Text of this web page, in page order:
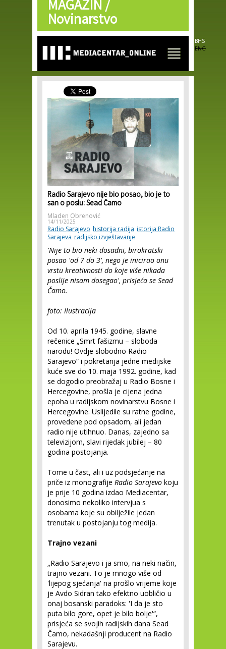
Skip to
main
content
MAGAZIN /
Novinarstvo
BHS
ENG
Radio Sarajevo nije bio posao, bio je to
san o poslu: Sead Čamo
Mladen Obrenović
14/11/2025
Radio Sarajevo historija radija istorija Radio
Sarajeva radijsko izvještavanje
'Nije to bio neki dosadni, birokratski
posao 'od 7 do 3', nego je inicirao onu
vrstu kreativnosti do koje više nikada
poslije nisam dosegao', prisjeća se Sead
Čamo.
foto: Ilustracija
Od 10. aprila 1945. godine, slavne
rečenice „Smrt fašizmu – sloboda
narodu! Ovdje slobodno Radio
Sarajevo“ i pokretanja jedne medijske
kuće sve do 10. maja 1992. godine, kad
se dogodio preobražaj u Radio Bosne i
Hercegovine, prošla je cijena jedna
epoha u radijskom novinarstvu Bosne i
Hercegovine. Uslijedile su ratne godine,
provedene pod opsadom, ali jedan
radio nije utihnuo. Danas, zajedno sa
televizijom, slavi rijedak jubilej – 80
godina postojanja.
Tome u čast, ali i uz podsjećanje na
priče iz monografije Radio Sarajevo koju
je prije 10 godina izdao Mediacentar,
donosimo nekoliko intervjua s
osobama koje su obilježile jedan
trenutak u postojanju tog medija.
Trajno vezani
„Radio Sarajevo i ja smo, na neki način,
trajno vezani. To je mnogo više od
'lijepog sjećanja' na prošlo vrijeme koje
je Avdo Sidran tako efektno uobličio u
onaj bosanski paradoks: 'I da je sto
puta bilo gore, opet je bilo bolje'“,
prisjeća se svojih radijskih dana Sead
Čamo, nekadašnji producent na Radio
Sarajevu.